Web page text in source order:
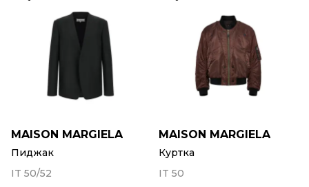
MAISON MARGIELA
Пиджак
IT 50/52
MAISON MARGIELA
Куртка
IT 50